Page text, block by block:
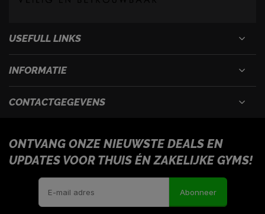
USEFULL LINKS
INFORMATIE
CONTACTGEGEVENS
ONTVANG ONZE NIEUWSTE DEALS EN
UPDATES VOOR THUIS ÉN ZAKELIJKE GYMS!
Abonneer